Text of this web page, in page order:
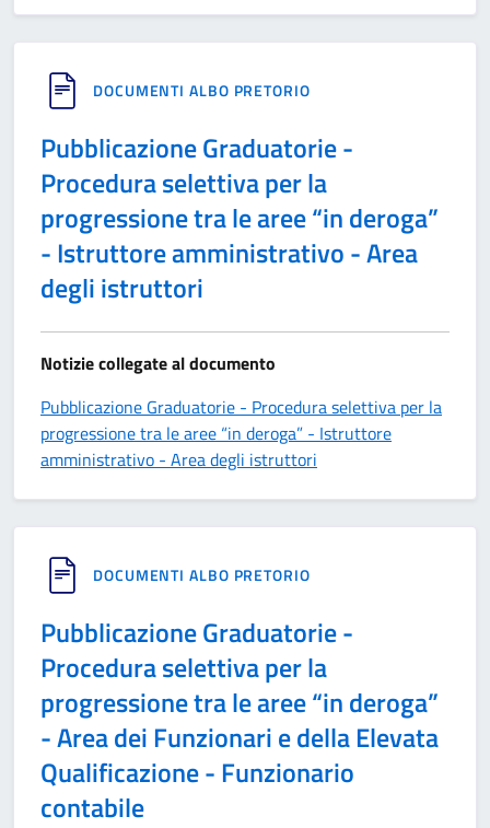
DOCUMENTI ALBO PRETORIO
Pubblicazione Graduatorie -
Procedura selettiva per la
progressione tra le aree “in deroga”
- Istruttore amministrativo - Area
degli istruttori
Notizie collegate al documento
Pubblicazione Graduatorie - Procedura selettiva per la
progressione tra le aree “in deroga” - Istruttore
amministrativo - Area degli istruttori
DOCUMENTI ALBO PRETORIO
Pubblicazione Graduatorie -
Procedura selettiva per la
progressione tra le aree “in deroga”
- Area dei Funzionari e della Elevata
Qualificazione - Funzionario
contabile